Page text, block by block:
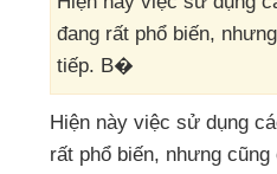
đang rất phổ biến,
tiếp. B�
Hiện này việc sử dụng
rất phổ biến, nhưng cũng